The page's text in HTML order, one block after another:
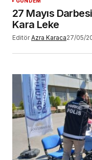
27 Mayıs
Kara Leke
Editör Azra Karaca27/05/